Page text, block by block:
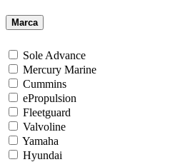
Marca
Sole Advance
Mercury Marine
Cummins
ePropulsion
Fleetguard
Valvoline
Yamaha
Hyundai